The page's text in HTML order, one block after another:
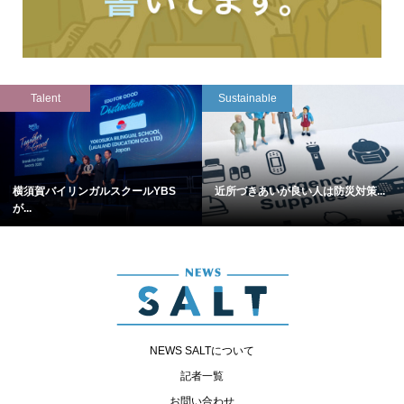
Talent
横須賀バイリンガルスクールYBS
が...
Sustainable
近所づきあいが良い人は防災対策...
NEWS SALTについて
記者一覧
お問い合わせ